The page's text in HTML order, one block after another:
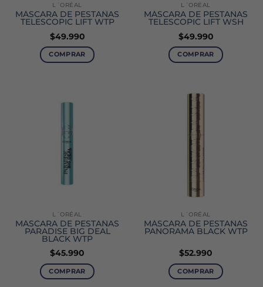
L´ORÉAL
MÁSCARA DE PESTAÑAS
TELESCOPIC LIFT WTP
$49.990
COMPRAR
L´ORÉAL
MÁSCARA DE PESTAÑAS
TELESCOPIC LIFT WSH
$49.990
COMPRAR
L´ORÉAL
MÁSCARA DE PESTAÑAS
PARADISE BIG DEAL
BLACK WTP
$45.990
COMPRAR
L´ORÉAL
MÁSCARA DE PESTAÑAS
PANORAMA BLACK WTP
$52.990
COMPRAR